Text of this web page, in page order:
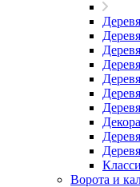
Ворота и